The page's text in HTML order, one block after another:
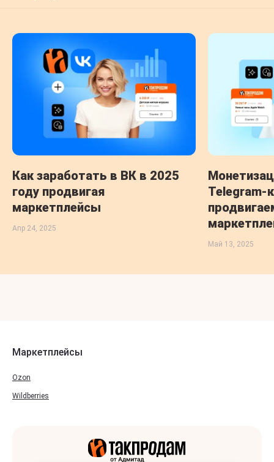
Как заработать в ВК в 2025
году продвигая
маркетплейсы
Апр 24, 2025
Telegram-
Май 13, 2025
Маркетплейсы
Ozon
Wildberries